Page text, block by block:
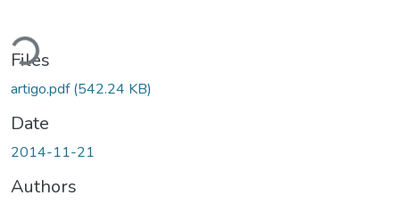
Loading...
Files
artigo.pdf(542.24 KB)
Date
2014-11-21
Authors